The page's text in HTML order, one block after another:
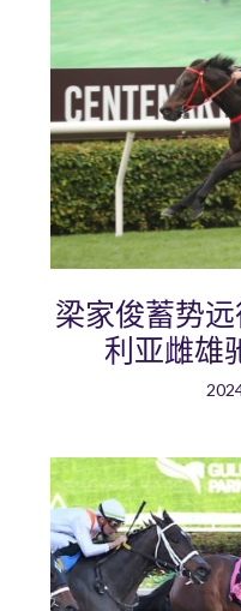
梁家俊蓄势
利亚雌雄